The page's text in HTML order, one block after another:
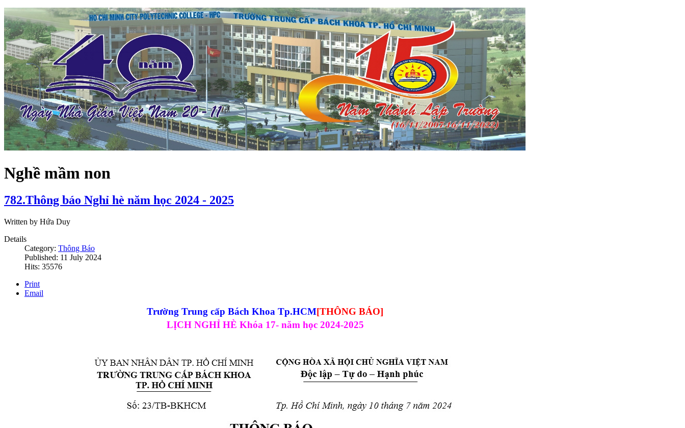
Nghề mầm non
782.Thông báo Nghỉ hè năm học 2024 - 2025
Written by Hứa Duy
Details
Category: Thông Báo
Published: 11 July 2024
Hits: 35576
Print
Email
Trường Trung cấp Bách Khoa Tp.HCM[THÔNG BÁO]
LỊCH NGHỈ HÈ Khóa 17- năm học 2024-2025